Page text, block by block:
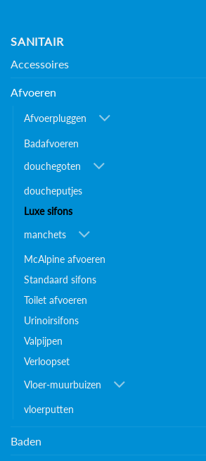
SANITAIR
Accessoires
Afvoeren
Afvoerpluggen
Badafvoeren
douchegoten
doucheputjes
Luxe sifons
manchets
McAlpine afvoeren
Standaard sifons
Toilet afvoeren
Urinoirsifons
Valpijpen
Verloopset
Vloer-muurbuizen
vloerputten
Baden